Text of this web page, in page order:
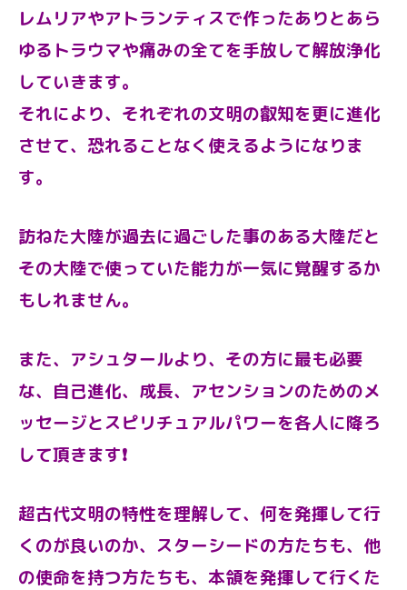
レムリアやアトランティスで作ったありとあら
ゆるトラウマや痛みの全てを手放して解放浄化
していきます。
それにより、それぞれの文明の叡知を更に進化
させて、恐れることなく使えるようになりま
す。
訪ねた大陸が過去に過ごした事のある大陸だと
その大陸で使っていた能力が一気に覚醒するか
もしれません。
また、アシュタールより、その方に最も必要
な、自己進化、成長、アセンションのためのメ
ッセージとスピリチュアルパワーを各人に降ろ
して頂きます❗
超古代文明の特性を理解して、何を発揮して行
くのが良いのか、スターシードの方たちも、他
の使命を持つ方たちも、本領を発揮して行くた